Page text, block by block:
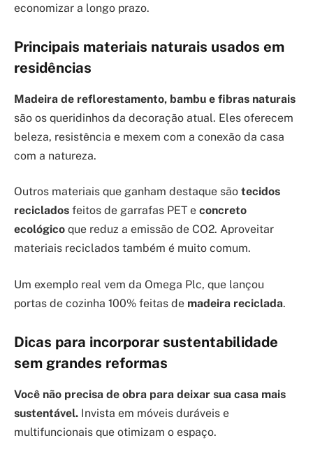
economizar a longo prazo.
Principais materiais naturais usados em
residências
Madeira de reflorestamento, bambu e fibras naturais
são os queridinhos da decoração atual. Eles oferecem
beleza, resistência e mexem com a conexão da casa
com a natureza.
Outros materiais que ganham destaque são tecidos
reciclados feitos de garrafas PET e concreto
ecológico que reduz a emissão de CO2. Aproveitar
materiais reciclados também é muito comum.
Um exemplo real vem da Omega Plc, que lançou
portas de cozinha 100% feitas de madeira reciclada.
Dicas para incorporar sustentabilidade
sem grandes reformas
Você não precisa de obra para deixar sua casa mais
sustentável. Invista em móveis duráveis e
multifuncionais que otimizam o espaço.